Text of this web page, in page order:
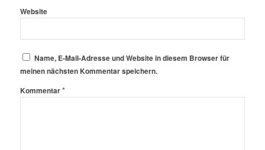
Website
Name, E-Mail-Adresse und Website in diesem Browser für
meinen nächsten Kommentar speichern.
Kommentar*